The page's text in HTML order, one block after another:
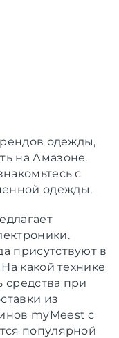
одежды,
на Амазоне.
с
одежды.
присутствуют в
какой технике
средства при
из
myMeest с
популярной